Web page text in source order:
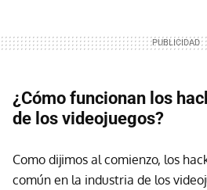
¿Cómo funcionan los
de los videojuegos?
Como dijimos al comienzo, los
común en la industria de los